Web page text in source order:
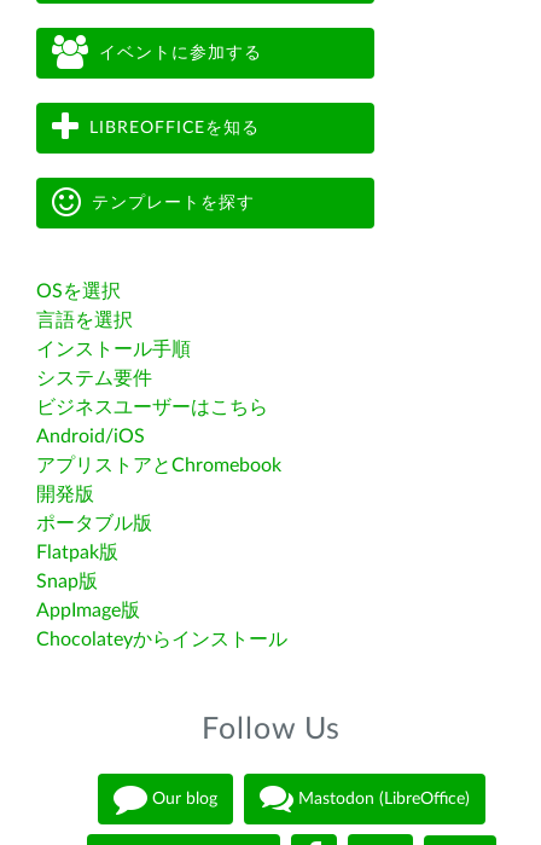
イベントに参加する
LIBREOFFICEを知る
テンプレートを探す
OSを選択
言語を選択
インストール手順
システム要件
ビジネスユーザーはこちら
Android/iOS
アプリストアとChromebook
開発版
ポータブル版
Flatpak版
Snap版
AppImage版
Chocolateyからインストール
Follow Us
Our blog Mastodon (LibreOffice)